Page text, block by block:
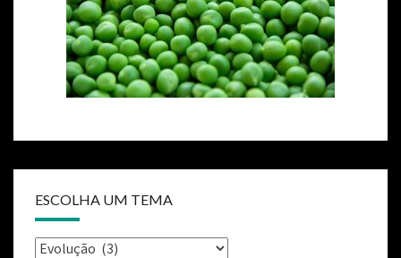
ESCOLHA UM TEMA